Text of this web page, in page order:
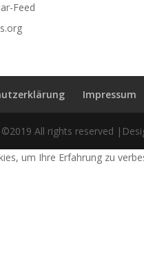
Feed
Impressum
All rights reserved
um Ihre Erfahrung zu